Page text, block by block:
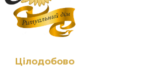
Цілодобово